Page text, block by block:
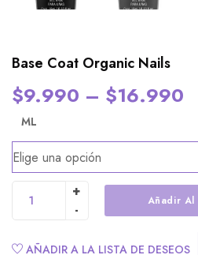
Base Coat Organic Nails
$9.990 – $16.990
ML
Añadir Al
AÑADIR A LA LISTA DE DESEOS